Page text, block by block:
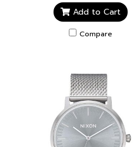
Add to Cart
Compare